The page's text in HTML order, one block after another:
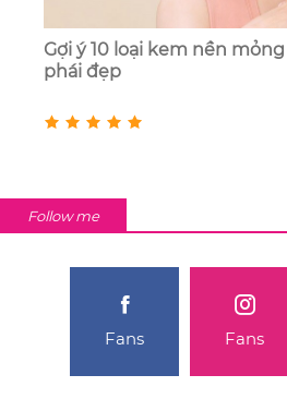
Gợi ý 10 loại kem nền
phái đẹp
Follow me
Fans Fans